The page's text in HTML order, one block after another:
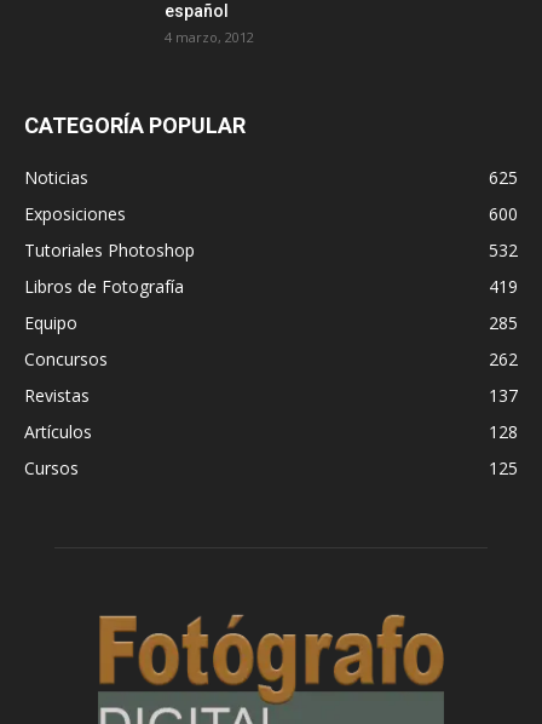
español
4 marzo, 2012
CATEGORÍA POPULAR
Noticias
625
Exposiciones
600
Tutoriales Photoshop
532
Libros de Fotografía
419
Equipo
285
Concursos
262
Revistas
137
Artículos
128
Cursos
125